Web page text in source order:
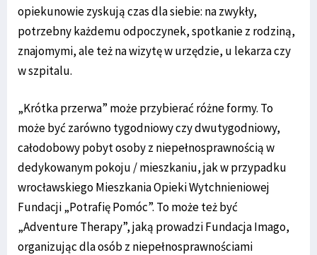
opiekunowie zyskują czas dla siebie: na zwykły,
potrzebny każdemu odpoczynek, spotkanie z rodziną,
znajomymi, ale też na wizytę w urzędzie, u lekarza czy
w szpitalu.
„Krótka przerwa” może przybierać różne formy. To
może być zarówno tygodniowy czy dwutygodniowy,
całodobowy pobyt osoby z niepełnosprawnością w
dedykowanym pokoju / mieszkaniu, jak w przypadku
wrocławskiego Mieszkania Opieki Wytchnieniowej
Fundacji „Potrafię Pomóc”. To może też być
„Adventure Therapy”, jaką prowadzi Fundacja Imago,
organizując dla osób z niepełnosprawnościami